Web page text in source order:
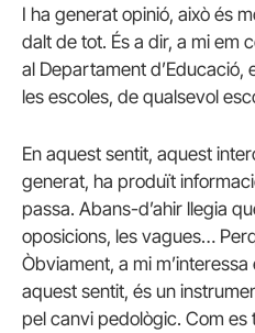
I ha generat opinió, això és
dalt de tot. És a dir, a mi em
al Departament d’Educació,
les escoles, de qualsevol
En aquest sentit, aquest
generat, ha produït
passa. Abans-d’ahir llegia
oposicions, les vagues…
Òbviament, a mi m’interessa
aquest sentit, és un
pel canvi pedològic. Com